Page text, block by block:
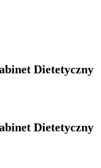
Dietetyczny
Dietetyczny